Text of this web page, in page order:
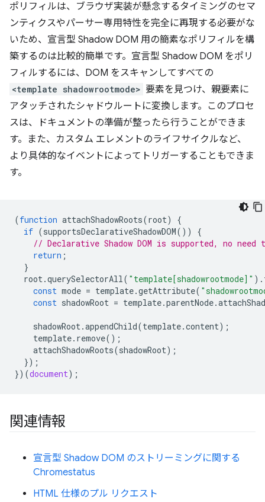
ポリフィルは、ブラウザ実装が懸念するタイミングのセマ
ンティクスやパーサー専用特性を完全に再現する必要がな
いため、宣言型 Shadow DOM 用の簡素なポリフィルを構
築するのは比較的簡単です。宣言型 Shadow DOM をポリ
フィルするには、DOM をスキャンしてすべての
<template shadowrootmode> 要素を見つけ、親要素に
アタッチされたシャドウルートに変換します。このプロセ
スは、ドキュメントの準備が整ったら行うことができま
す。また、カスタム エレメントのライフサイクルなど、
より具体的なイベントによってトリガーすることもできま
す。
(function attachShadowRoots(root)
{
if (supportsDeclarativeShadowDOM())
{
// Declarative Shadow DOM is supported, no
return ;
}
root.querySelectorAll( "template[shadowrootmode]" ).
const mode = template.getAttribute(
const shadowRoot = template.parentNode.
shadowRoot.appendChild(template.content);
template. remove();
attachShadowRoots(shadowRoot);
});
})(document);
関連情報
宣言型 Shadow DOM のストリーミングに関する
Chromestatus
HTML 仕様のプル リクエスト